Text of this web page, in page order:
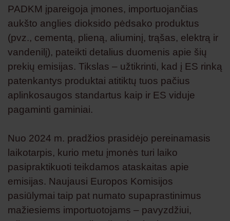
PADKM įpareigoja įmones, importuojančias
aukšto anglies dioksido pėdsako produktus
(pvz., cementą, plieną, aliuminį, trąšas, elektrą ir
vandenilį), pateikti detalius duomenis apie šių
prekių emisijas. Tikslas – užtikrinti, kad į ES rinką
patenkantys produktai atitiktų tuos pačius
aplinkosaugos standartus kaip ir ES viduje
pagaminti gaminiai.
Nuo 2024 m. pradžios prasidėjo pereinamasis
laikotarpis, kurio metu įmonės turi laiko
pasipraktikuoti teikdamos ataskaitas apie
emisijas. Naujausi Europos Komisijos
pasiūlymai taip pat numato supaprastinimus
mažiesiems importuotojams – pavyzdžiui,